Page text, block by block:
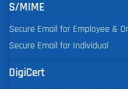
S/MIME
Secure Email for Employee &
Secure Email for Individual
DigiCert